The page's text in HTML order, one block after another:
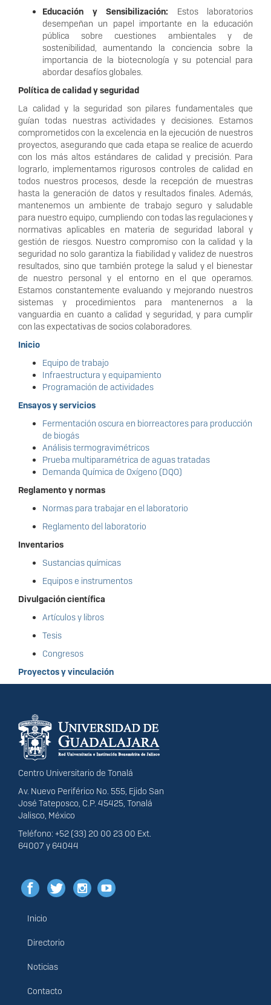
Educación y Sensibilización: Estos laboratorios
desempeñan un papel importante en la educación
pública sobre cuestiones ambientales y de
sostenibilidad, aumentando la conciencia sobre la
importancia de la biotecnología y su potencial para
abordar desafíos globales.
Política de calidad y seguridad
La calidad y la seguridad son pilares fundamentales que
guían todas nuestras actividades y decisiones. Estamos
comprometidos con la excelencia en la ejecución de nuestros
proyectos, asegurando que cada etapa se realice de acuerdo
con los más altos estándares de calidad y precisión. Para
lograrlo, implementamos rigurosos controles de calidad en
todos nuestros procesos, desde la recepción de muestras
hasta la generación de datos y resultados finales. Además,
mantenemos un ambiente de trabajo seguro y saludable
para nuestro equipo, cumpliendo con todas las regulaciones y
normativas aplicables en materia de seguridad laboral y
gestión de riesgos. Nuestro compromiso con la calidad y la
seguridad no solo garantiza la fiabilidad y validez de nuestros
resultados, sino que también protege la salud y el bienestar
de nuestro personal y el entorno en el que operamos.
Estamos constantemente evaluando y mejorando nuestros
sistemas y procedimientos para mantenernos a la
vanguardia en cuanto a calidad y seguridad, y para cumplir
con las expectativas de socios colaboradores.
Inicio
Equipo de trabajo
Infraestructura y equipamiento
Programación de actividades
Ensayos y servicios
Fermentación oscura en biorreactores para producción
de biogás
Análisis termogravimétricos
Prueba multiparamétrica de aguas tratadas
Demanda Química de Oxígeno (DQO)
Reglamento y normas
Normas para trabajar en el laboratorio
Reglamento del laboratorio
Inventarios
Sustancias químicas
Equipos e instrumentos
Divulgación científica
Artículos y libros
Tesis
Congresos
Proyectos y vinculación
Información del
portal
Centro Universitario de Tonalá
Av. Nuevo Periférico No. 555, Ejido San
José Tateposco, C.P. 45425, Tonalá
Jalisco, México
Teléfono: +52 (33) 20 00 23 00 Ext.
64007 y 64044
Menú
principal
Inicio
Directorio
Noticias
Contacto